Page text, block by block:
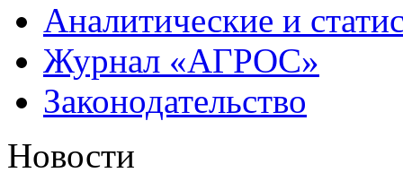
Аналитические и
Журнал «АГРОС»
Законодательство
Новости